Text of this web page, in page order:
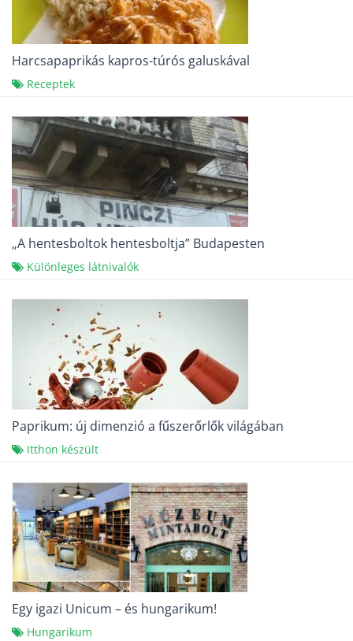
Harcsapaprikás kapros-túrós galuskával
Receptek
„A hentesboltok hentesboltja” Budapesten
Különleges látnivalók
Paprikum: új dimenzió a fűszerőrlők világában
Itthon készült
Egy igazi Unicum – és hungarikum!
Hungarikum